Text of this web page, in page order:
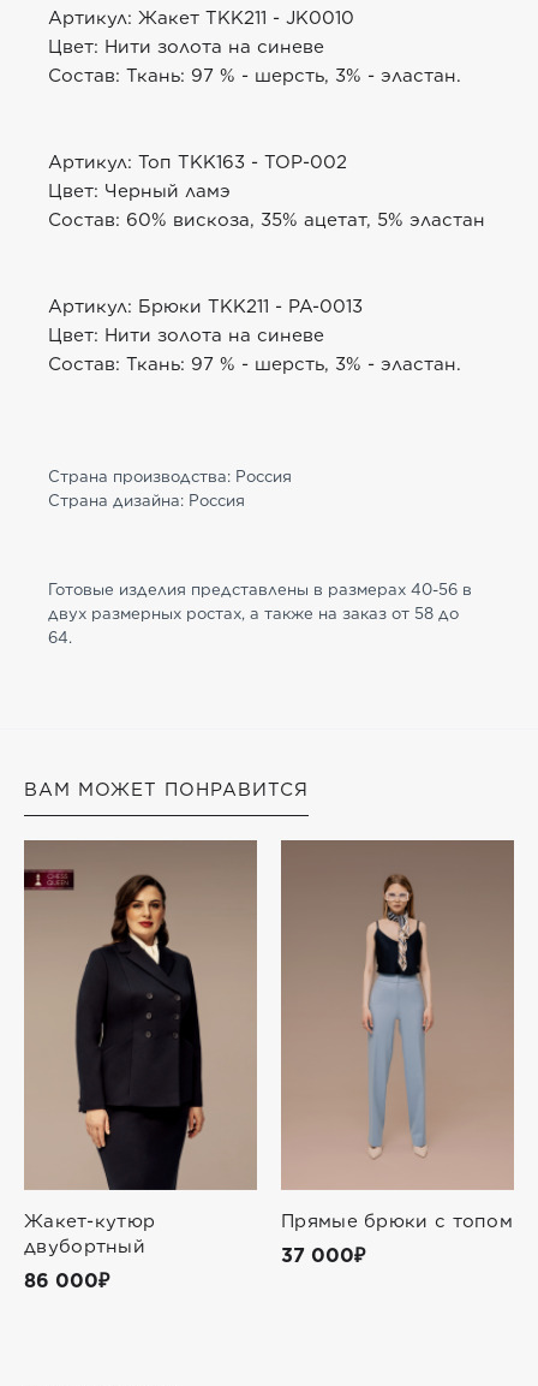
Артикул: Жакет TKK211 - JK0010
Цвет: Нити золота на синеве
Состав: Ткань: 97 % - шерсть, 3% - эластан.
Артикул: Топ TKK163 - TOP-002
Цвет: Черный ламэ
Состав: 60% вискоза, 35% ацетат, 5% эластан
Артикул: Брюки TKK211 - PA-0013
Цвет: Нити золота на синеве
Состав: Ткань: 97 % - шерсть, 3% - эластан.
Страна производства: Россия
Страна дизайна: Россия
Готовые изделия представлены в размерах 40-56 в
двух размерных ростах, а также на заказ от 58 до
64.
ВАМ МОЖЕТ ПОНРАВИТСЯ
Жакет-кутюр
двубортный
86 000₽
Прямые брюки с топом
37 000₽